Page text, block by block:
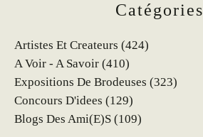
Catégories
Artistes Et Createurs (424)
A Voir - A Savoir (410)
Expositions De Brodeuses (323)
Concours D'idees (129)
Blogs Des Ami(e)s (109)